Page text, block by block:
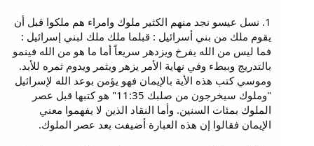
1. نسل عيسو نجد منهم الكثير ملوك وامراء هم ملكوا قبل أن
يقوم ملك من بني أسرائيل : قبلما ملك ملك لبني إسرائيل :
فما ليس من الله يفرخ ويزدهر سريعاً أما ما هو من الله فينمو
بالتدريج وببطء وفي نهاية الأمر يزهر ويثمر ويدوم ثمره للأبد.
وموسي كتب هذه الأية بالإيمان فهو يؤمن بوعد الله لإسرائيل
"وملوك سيخرجون من صلبك 11:35" هو كتبها قبل عصر
الملوك بمئات السنين. وأما النقاد الذين لا يفهموا معني
الإيمان فقالوا إن هذه العبارة أضيفت بعد عصر الملوك.